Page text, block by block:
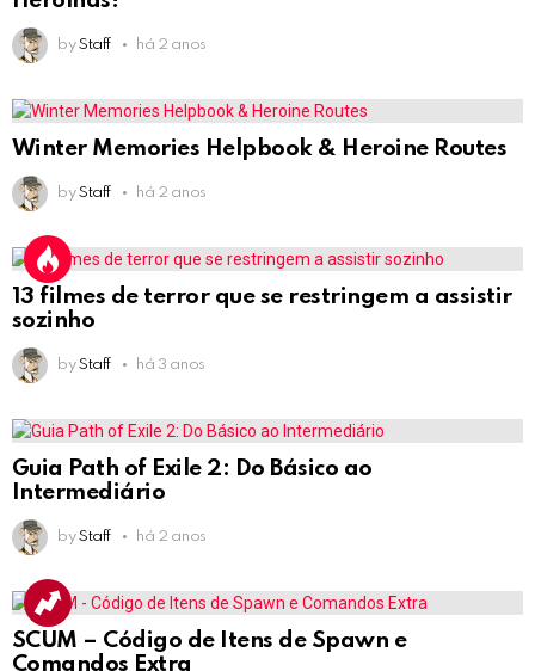
by Staff há 2 anos
Winter Memories Helpbook & Heroine Routes
by Staff há 2 anos
13 filmes de terror que se restringem a assistir
sozinho
by Staff há 3 anos
Guia Path of Exile 2: Do Básico ao
Intermediário
by Staff há 2 anos
SCUM – Código de Itens de Spawn e
Comandos Extra